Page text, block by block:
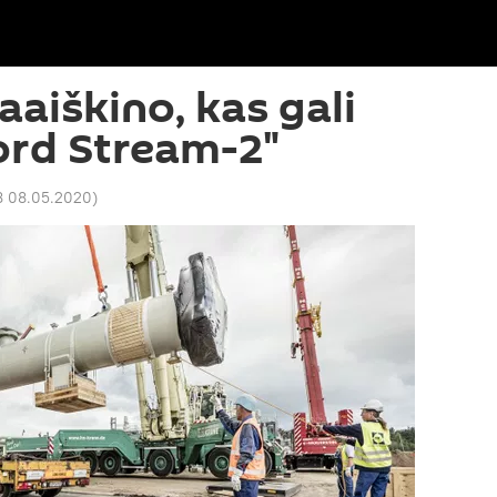
kas gali
Stream-2"
08.05.2020)